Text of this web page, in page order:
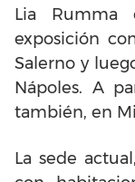
Lia Rumma
exposición
Salerno y
Nápoles. A
también, en
La sede